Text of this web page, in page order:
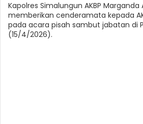
Kapolres Simalungun AKBP Marganda
memberikan cenderamata kepada
pada acara pisah sambut jabatan di
(15/4/2026).